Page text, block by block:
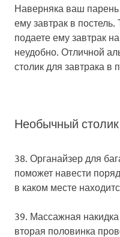
Наверняка ваш
ему завтрак в
подаете ему завтрак
неудобно. Отличной
столик для завтрака в
Необычный
38. Органайзер для
поможет навести
в каком месте
39. Массажная
вторая половинка